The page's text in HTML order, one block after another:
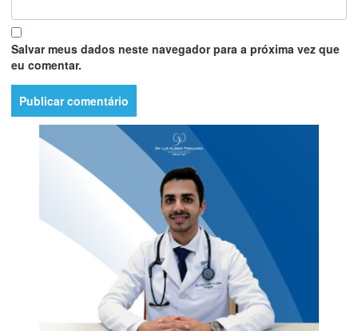
Salvar meus dados neste navegador para a próxima vez que
eu comentar.